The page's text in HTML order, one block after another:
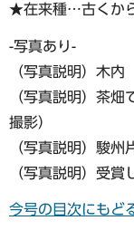
★在来種…古くから
-写真あり-
（写真説明）木
（写真説明）茶
撮影）
（写真説明）駿州
（写真説明）受賞
今号の目次にもど